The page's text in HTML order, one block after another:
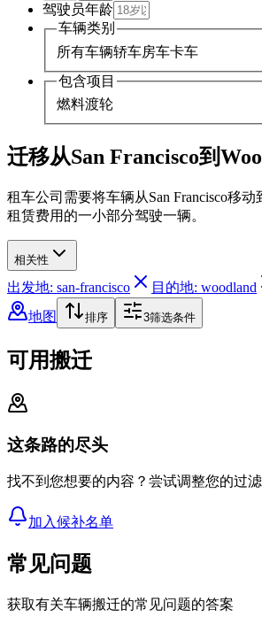
驾驶员年龄
车辆类别
所有车辆轿车房车卡车
包含项目
燃料渡轮
迁移从San Francisco到
租车公司需要将车辆从San Francisco移动
租赁费用的一小部分驾驶一辆。
相关性
出发地: san-francisco 目的地: woodland
地图
排序 3筛选条件
可用搬迁
这条路的尽头
找不到您想要的内容？尝试调整您的过
加入候补名单
常见问题
获取有关车辆搬迁的常见问题的答案